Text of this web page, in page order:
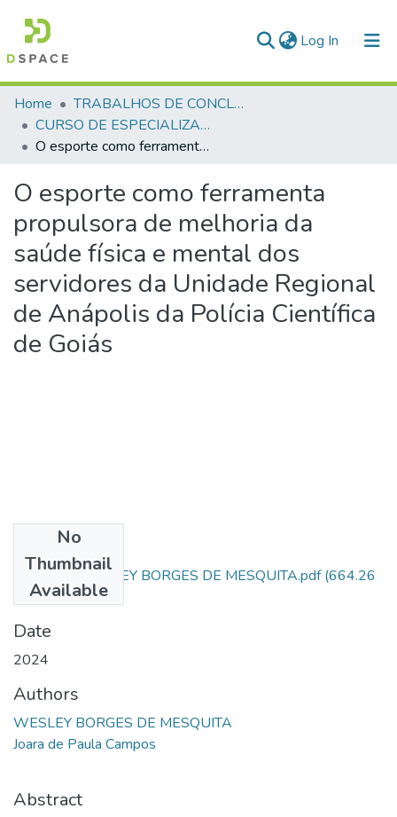
Log In (current)
Communities & Collections
All of DSpace
Home
TRABALHOS DE CONCLUSÃO DE CURSO - CAESP (CURSO DE ESPECIALIZAÇÃO EM ALTOS ESTUDOS EM SEGURANÇA PÚBLICA)
CURSO DE ESPECIALIZAÇÃO EM ALTOS ESTUDOS EM SEGURANÇA PÚBLICA - CAESP - 2024
O esporte como ferramenta propulsora de melhoria da saúde física e mental dos servidores da Unidade Regional de Anápolis da Polícia Científica de Goiás
O esporte como ferramenta
propulsora de melhoria da
saúde física e mental dos
servidores da Unidade Regional
de Anápolis da Polícia Científica
de Goiás
No
Thumbnail
Available
ARTIGO - WESLEY BORGES DE MESQUITA.pdf(664.26
KB)
Date
2024
Authors
WESLEY BORGES DE MESQUITA
Joara de Paula Campos
Abstract